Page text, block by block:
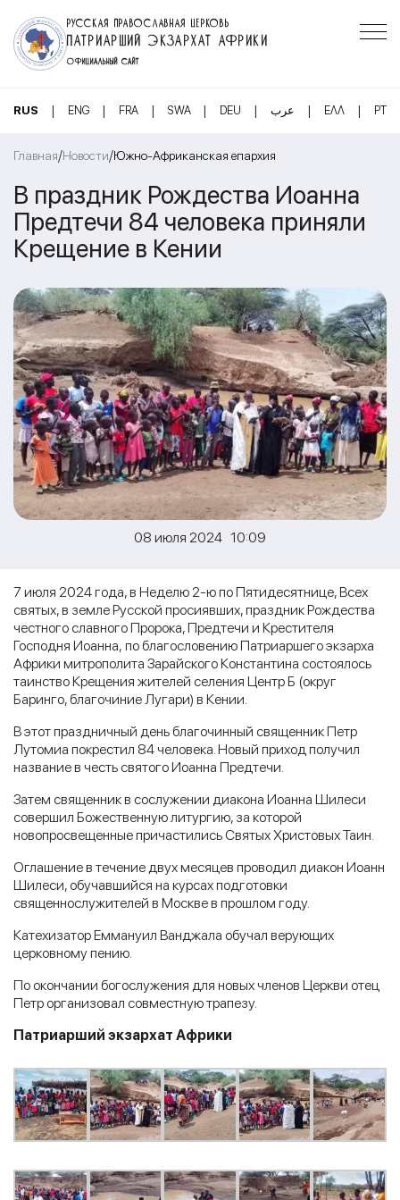
РУССКАЯ ПРАВОСЛАВНАЯ ЦЕРКОВЬ
ПАТРИАРШИЙ ЭКЗАРХАТ АФРИКИ
ОФИЦИАЛЬНЫЙ САЙТ
RUS | ENG | FRA | SWA | DEU | عرب | ΕΛΛ | PT
Главная/Новости/Южно-Африканская епархия
В праздник Рождества Иоанна
Предтечи 84 человека приняли
Крещение в Кении
08 июля 2024 10:09
7 июля 2024 года, в Неделю 2-ю по Пятидесятнице, Всех
святых, в земле Русской просиявших, праздник Рождества
честного славного Пророка, Предтечи и Крестителя
Господня Иоанна, по благословению Патриаршего экзарха
Африки митрополита Зарайского Константина состоялось
таинство Крещения жителей селения Центр Б (округ
Баринго, благочиние Лугари) в Кении.
В этот праздничный день благочинный священник Петр
Лутомиа покрестил 84 человека. Новый приход получил
название в честь святого Иоанна Предтечи.
Затем священник в сослужении диакона Иоанна Шилеси
совершил Божественную литургию, за которой
новопросвещенные причастились Святых Христовых Таин.
Оглашение в течение двух месяцев проводил диакон Иоанн
Шилеси, обучавшийся на курсах подготовки
священнослужителей в Москве в прошлом году.
Катехизатор Еммануил Ванджала обучал верующих
церковному пению.
По окончании богослужения для новых членов Церкви отец
Петр организовал совместную трапезу.
Патриарший экзархат Африки